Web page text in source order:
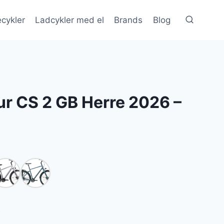
Ladcykler med el Brands Blog
CS 2 GB Herre 2026 –